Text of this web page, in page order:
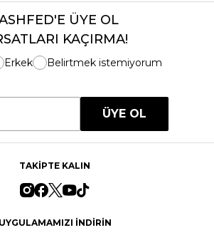
ÜYE OL
KAÇIRMA!
Erkek
Belirtmek istemiyorum
ÜYE OL
TAKİPTE KALIN
UYGULAMAMIZI İNDİRİN